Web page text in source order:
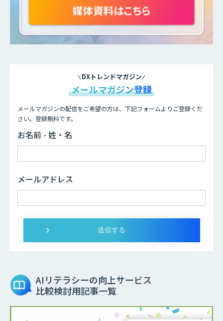
DXトレンドマガジン
メールマガジン登録
メールマガジンの配信をご希望の方は、下記フォームよりご登録くだ
さい。登録無料です。
お名前 - 姓・名
メールアドレス
AIリテラシーの向上サービス
比較検討用記事一覧